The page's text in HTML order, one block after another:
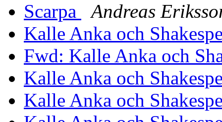
Scarpa
Andreas
Kalle Anka och
Fwd: Kalle Anka och
Kalle Anka och
Kalle Anka och